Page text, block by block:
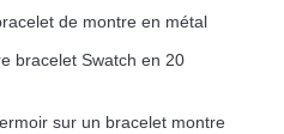
de montre en métal
bracelet Swatch en 20
sur un bracelet montre